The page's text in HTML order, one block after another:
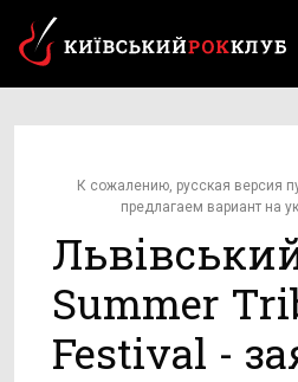
К сожалению, русская версия
предлагаем вариант на
Summer
Festival -